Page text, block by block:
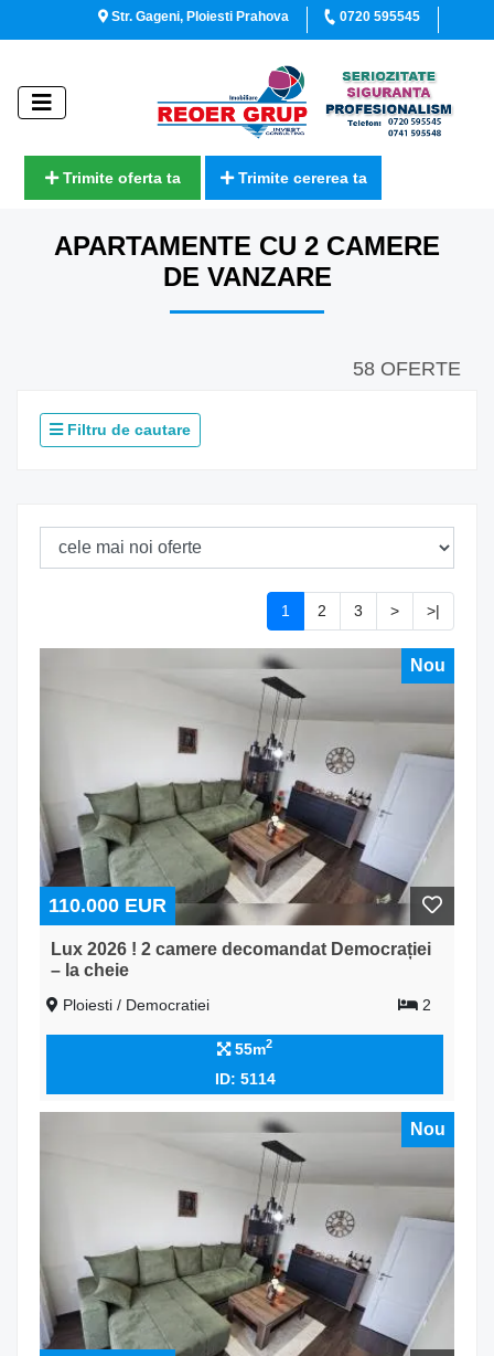
Str. Gageni, Ploiesti Prahova 0720 595545
Trimite oferta ta Trimite cererea ta
APARTAMENTE CU 2 CAMERE
DE VANZARE
58 OFERTE
Filtru de cautare
1 2 3 > >|
Nou
110.000 EUR
Lux 2026 ! 2 camere decomandat Democrației
– la cheie
Ploiesti / Democratiei 2
55m2
ID: 5114
Nou